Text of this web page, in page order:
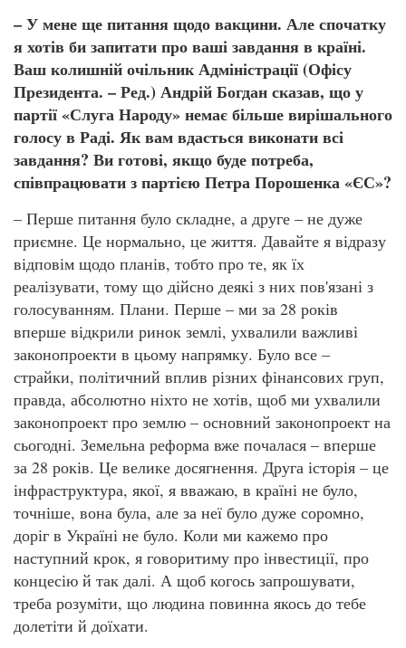
– У мене ще питання щодо вакцини. Але спочатку
я хотів би запитати про ваші завдання в країні.
Ваш колишній очільник Адміністрації (Офісу
Президента. – Ред.) Андрій Богдан сказав, що у
партії «Слуга Народу» немає більше вирішального
голосу в Раді. Як вам вдасться виконати всі
завдання? Ви готові, якщо буде потреба,
співпрацювати з партією Петра Порошенка «ЄС»?
– Перше питання було складне, а друге – не дуже
приємне. Це нормально, це життя. Давайте я відразу
відповім щодо планів, тобто про те, як їх
реалізувати, тому що дійсно деякі з них пов'язані з
голосуванням. Плани. Перше – ми за 28 років
вперше відкрили ринок землі, ухвалили важливі
законопроекти в цьому напрямку. Було все –
страйки, політичний вплив різних фінансових груп,
правда, абсолютно ніхто не хотів, щоб ми ухвалили
законопроект про землю – основний законопроект на
сьогодні. Земельна реформа вже почалася – вперше
за 28 років. Це велике досягнення. Друга історія – це
інфраструктура, якої, я вважаю, в країні не було,
точніше, вона була, але за неї було дуже соромно,
доріг в Україні не було. Коли ми кажемо про
наступний крок, я говоритиму про інвестиції, про
концесію й так далі. А щоб когось запрошувати,
треба розуміти, що людина повинна якось до тебе
долетіти й доїхати.